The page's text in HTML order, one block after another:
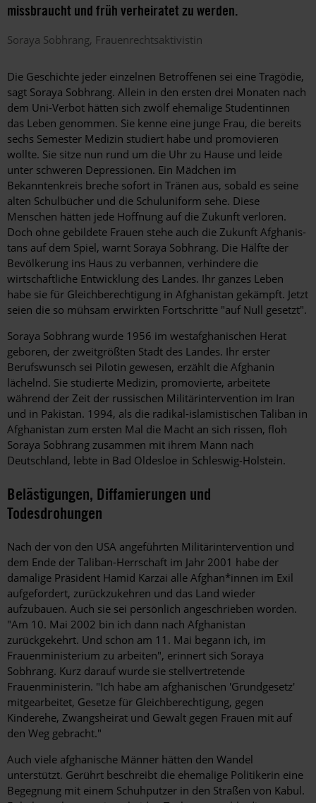
missbraucht und früh verheiratet zu werden.
Soraya Sobhrang Frauenrechtsaktivistin
Die Geschichte jeder einzelnen Betroffenen sei eine Tragödie,
sagt Soraya Sobhrang. Allein in den ersten drei Monaten nach
dem Uni-Verbot hätten sich zwölf ehemalige Studentinnen
das Leben genommen. Sie kenne eine junge Frau, die bereits
sechs Semester Medizin studiert habe und promovieren
wollte. Sie sitze nun rund um die Uhr zu Hause und leide
unter schweren Depressionen. Ein Mädchen im
Bekanntenkreis breche sofort in Tränen aus, sobald es seine
alten Schulbücher und die Schuluniform sehe. Diese
Menschen hätten jede Hoffnung auf die Zukunft verloren.
Doch ohne gebildete Frauen stehe auch die Zukunft Afghanis­
tans auf dem Spiel, warnt Soraya Sobhrang. Die Hälfte der
Bevölkerung ins Haus zu verbannen, verhindere die
wirtschaftliche Entwicklung des Landes. Ihr ganzes Leben
habe sie für Gleichberechtigung in Afghanistan gekämpft. Jetzt
seien die so mühsam erwirkten Fortschritte "auf Null gesetzt".
Soraya Sobhrang wurde 1956 im westafghanischen Herat
geboren, der zweitgrößten Stadt des Landes. Ihr erster
Berufswunsch sei Pilotin gewesen, erzählt die Afghanin
lächelnd. Sie studierte Medizin, promovierte, arbeitete
während der Zeit der russischen Militärintervention im Iran
und in Pakistan. 1994, als die radikal-islamistischen Taliban in
Afghanistan zum ersten Mal die Macht an sich rissen, floh
Soraya Sobhrang zusammen mit ihrem Mann nach
Deutschland, lebte in Bad Oldesloe in Schleswig-Holstein.
Belästigungen, Diffamierungen und
Todesdrohungen
Nach der von den USA angeführten Militärintervention und
dem Ende der Taliban-Herrschaft im Jahr 2001 habe der
damalige Präsident Hamid Karzai alle Afghan*innen im Exil
aufgefordert, zurückzukehren und das Land wieder
aufzubauen. Auch sie sei persönlich angeschrieben worden.
"Am 10. Mai 2002 bin ich dann nach Afghanistan
zurückgekehrt. Und schon am 11. Mai begann ich, im
Frauenministerium zu arbeiten", erinnert sich Soraya
Sobhrang. Kurz darauf wurde sie stellvertretende
Frauenministerin. "Ich habe am afghanischen 'Grundgesetz'
mitgearbeitet, Gesetze für Gleichberechtigung, gegen
Kinderehe, Zwangsheirat und Gewalt gegen Frauen mit auf
den Weg gebracht."
Auch viele afghanische Männer hätten den Wandel
unterstützt. Gerührt beschreibt die ehemalige Politikerin eine
Begegnung mit einem Schuhputzer in den Straßen von Kabul.